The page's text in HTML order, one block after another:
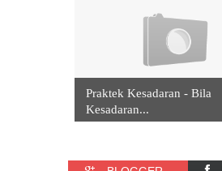
Praktek Kesadaran - Bila
Kesadaran...